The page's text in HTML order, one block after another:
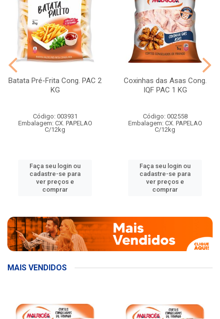
Batata Pré-Frita Cong. PAC 2
KG
Código: 003931
Embalagem: CX. PAPELAO
C/12kg
Faça seu login ou
cadastre-se para
ver preços e
comprar
Coxinhas das Asas Cong.
IQF PAC 1 KG
Código: 002558
Embalagem: CX. PAPELAO
C/12kg
Faça seu login ou
cadastre-se para
ver preços e
comprar
MAIS VENDIDOS